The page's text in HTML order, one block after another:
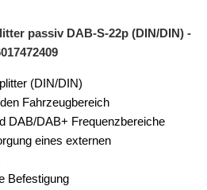
passiv DAB-S-22p (DIN/DIN) -
(DIN/DIN)
Fahrzeugbereich
DAB/DAB+ Frequenzbereiche
eines externen
Befestigung